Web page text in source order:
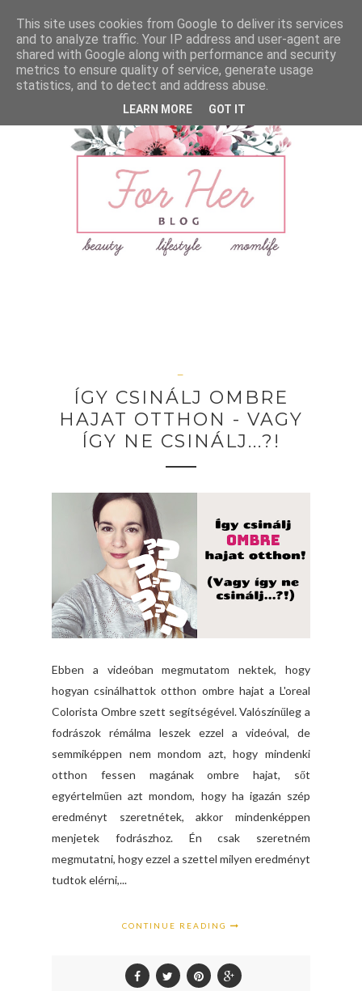
—
ÍGY CSINÁLJ OMBRE
HAJAT OTTHON - VAGY
ÍGY NE CSINÁLJ...?!
Ebben a videóban megmutatom nektek, hogy
hogyan csinálhattok otthon ombre hajat a L'oreal
Colorista Ombre szett segítségével. Valószínűleg a
fodrászok rémálma leszek ezzel a videóval, de
semmiképpen nem mondom azt, hogy mindenki
otthon fessen magának ombre hajat, sőt
egyértelműen azt mondom, hogy ha igazán szép
eredményt szeretnétek, akkor mindenképpen
menjetek fodrászhoz. Én csak szeretném
megmutatni, hogy ezzel a szettel milyen eredményt
tudtok elérni,...
CONTINUE READING
This site uses cookies from Google to deliver its services
and to analyze traffic. Your IP address and user-agent are
shared with Google along with performance and security
metrics to ensure quality of service, generate usage
statistics, and to detect and address abuse.
LEARN MORE GOT IT